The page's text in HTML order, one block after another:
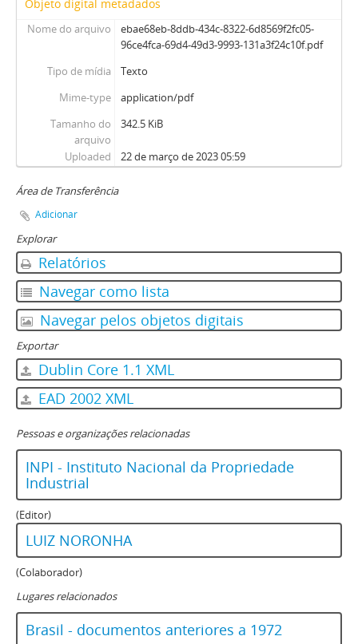
Objeto digital metadados
Nome do arquivo
ebae68eb-8ddb-434c-8322-6d8569f2fc05-
96ce4fca-69d4-49d3-9993-131a3f24c10f.pdf
Tipo de mídia
Texto
Mime-type
application/pdf
Tamanho do
arquivo
342.5 KiB
Uploaded 22 de março de 2023 05:59
Área de Transferência
Adicionar
Explorar
Relatórios
Navegar como lista
Navegar pelos objetos digitais
Exportar
Dublin Core 1.1 XML
EAD 2002 XML
Pessoas e organizações relacionadas
INPI - Instituto Nacional da Propriedade
Industrial
(Editor)
LUIZ NORONHA
(Colaborador)
Lugares relacionados
Brasil - documentos anteriores a 1972